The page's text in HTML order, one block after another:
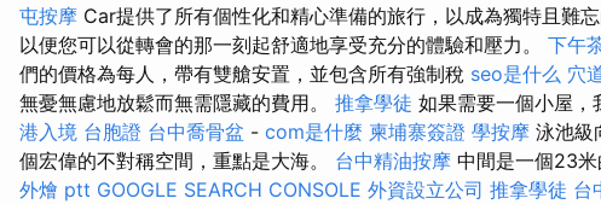
屯按摩 Car提供了所有個性化和精心準備的旅行，以成為獨特且難忘
以便您可以從轉會的那一刻起舒適地享受充分的體驗和壓力。 下午
們的價格為每人，帶有雙艙安置，並包含所有強制稅 seo是什么 穴
無憂無慮地放鬆而無需隱藏的費用。 推拿學徒 如果需要一個小屋，
港入境 台胞證 台中喬骨盆 - com是什麼 柬埔寨簽證 學按摩 泳池級
個宏偉的不對稱空間，重點是大海。 台中精油按摩 中間是一個23米
外燴 ptt GOOGLE SEARCH CONSOLE 外資設立公司 推拿學徒 台